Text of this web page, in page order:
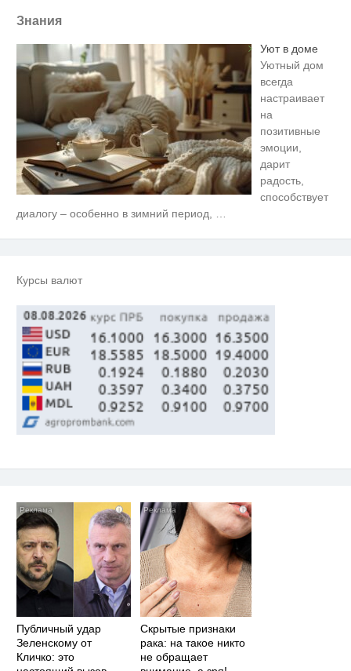
Знания
Уют в доме
Уютный дом
всегда
настраивает
на
позитивные
эмоции,
дарит
радость,
способствует
диалогу – особенно в зимний период,
Курсы валют
i
Публичный удар
Зеленскому от
Кличко: это
i
Скрытые признаки
рака: на такое никто
не обращает
Ржу не переставая, это видео
i
Скрытые признаки рака: на такое
никто не обращает внимание, а
зря!